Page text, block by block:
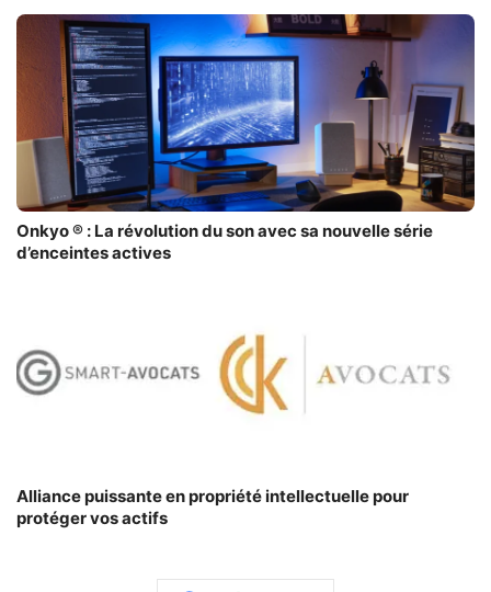
Onkyo ® : La révolution du son avec sa nouvelle série
d’enceintes actives
Alliance puissante en propriété intellectuelle pour
protéger vos actifs